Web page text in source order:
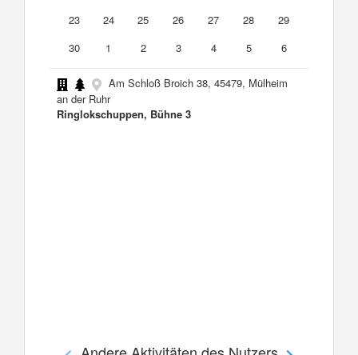
23
24 25 26 27 28
29
30
1 2 3 4 5 6
Am Schloß Broich 38, 45479, Mülheim
an der Ruhr
Ringlokschuppen, Bühne 3